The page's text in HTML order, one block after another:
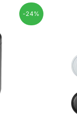
-24%